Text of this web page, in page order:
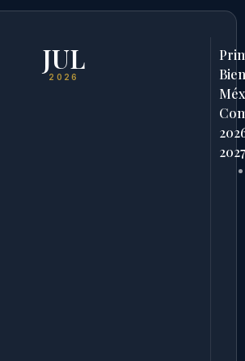
JUL
2026
2027